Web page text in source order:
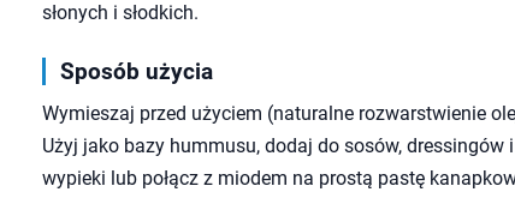
słonych i słodkich.
Sposób użycia
Wymieszaj przed użyciem (naturalne rozwarstwienie
Użyj jako bazy hummusu, dodaj do sosów, dressingów
wypieki lub połącz z miodem na prostą pastę